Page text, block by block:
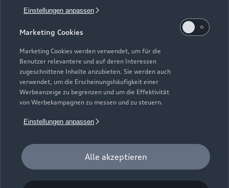
Einstellungen anpassen
Marketing Cookies
Marketing Cookies werden verwendet, um für die
Benutzer relevantere und auf deren Interessen
zugeschnittene Inhalte anzubieten. Sie werden auch
verwendet, um die Erscheinungshäufigkeit einer
Werbeanzeige zu begrenzen und um die Effektivität
von Werbekampagnen zu messen und zu steuern.
Einstellungen anpassen
Alle akzeptieren
Geschäftskunden
Audi Services
Garantie
Audi digital services
myAudi
Audi Code
Häufige Fragen (FAQ)
Audi Online Beratung
Online-Terminvereinbarung
Servicekontakt
Bordbuch & Bedienungsanleitungen
Verträge kündigen
Über Audi
Unternehmen
Karriere
Investor Relations
Audi erleben
© 2026 AUDI AG. Alle Rechte vorbehalten
Impressum Rechtliches
Cookie-Richtlinie
Digital Services Act
EU Data Act